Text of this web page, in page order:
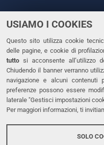
USIAMO I COOKIES
Questo sito utilizza cookie
delle pagine, e cookie di
tutto si acconsente all’utilizzo
Chiudendo il banner verranno
navigazione e alcuni contenuti
preferenze possono essere
laterale "Gestisci impostazioni
Per maggiori informazioni, ti
SOLO
CONTATTI
Tel. +39 0532
Fax. +39 0532
PEC
LINKS
Dichiarazione di